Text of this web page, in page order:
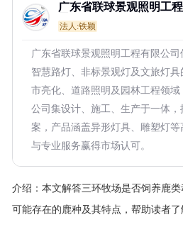
广东省联球景观照明工
司
法人:铁颖
广东省联球景观照明工程有限公
智慧路灯、非标景观灯及文旅灯
市亮化、道路照明及园林工程领域
公司集设计、施工、生产于一体
案，产品涵盖异形灯具、雕塑灯
与专业服务赢得市场认可。
介绍： 本文解答三环牧场是否饲养鹿
可能存在的鹿种及其特点，帮助读者了